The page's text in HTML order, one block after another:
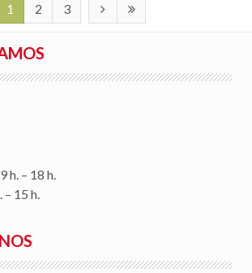
1 2 3
h. – 18 h.
– 15 h.